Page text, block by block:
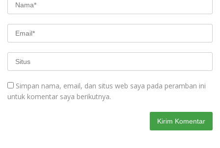
Simpan nama, email, dan situs web saya pada peramban ini
untuk komentar saya berikutnya.